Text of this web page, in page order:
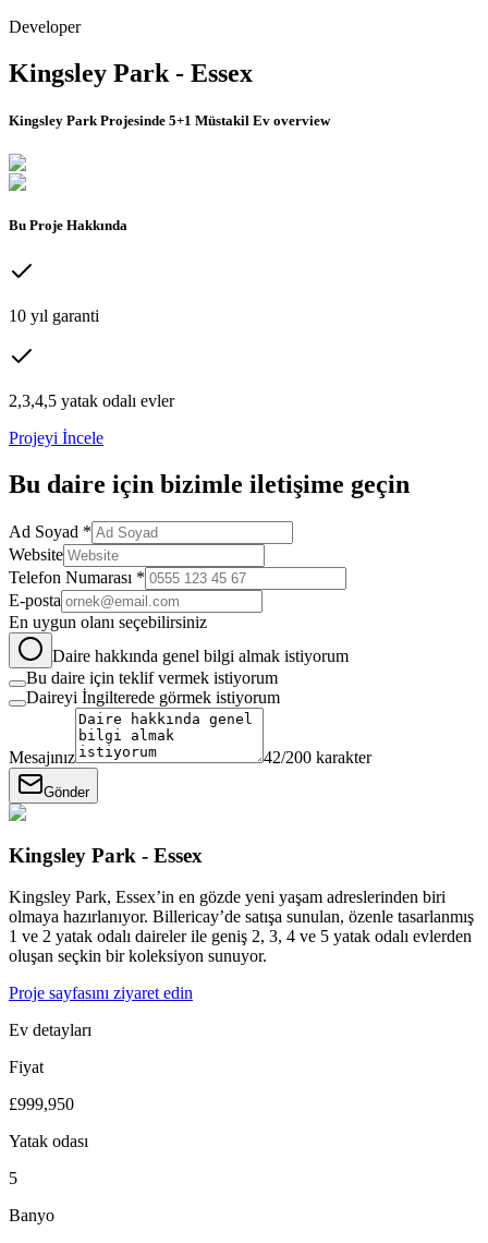
Developer
Kingsley Park - Essex
Kingsley Park Projesinde 5+1 Müstakil Ev overview
Bu Proje Hakkında
10 yıl garanti
2,3,4,5 yatak odalı evler
Projeyi İncele
Bu daire için bizimle iletişime geçin
Ad Soyad *
Website
Telefon Numarası *
E-posta
En uygun olanı seçebilirsiniz
Daire hakkında genel bilgi almak istiyorum
Bu daire için teklif vermek istiyorum
Daireyi İngilterede görmek istiyorum
Mesajınız 42/200 karakter
Gönder
Kingsley Park - Essex
Kingsley Park, Essex’in en gözde yeni yaşam adreslerinden biri
olmaya hazırlanıyor. Billericay’de satışa sunulan, özenle tasarlanmış
1 ve 2 yatak odalı daireler ile geniş 2, 3, 4 ve 5 yatak odalı evlerden
oluşan seçkin bir koleksiyon sunuyor.
Proje sayfasını ziyaret edin
Ev detayları
Fiyat
£999,950
Yatak odası
5
Banyo